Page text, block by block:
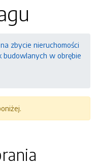
zbycie nieruchomości
budowlanych w obrębie